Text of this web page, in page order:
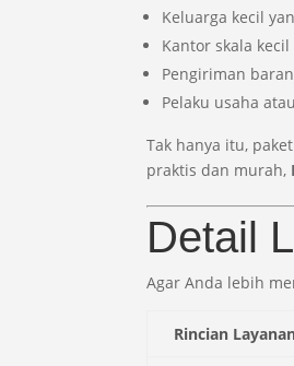
Keluarga kecil
Kantor skala
Pengiriman
Pelaku usaha
Tak hanya itu,
praktis dan murah,
Detail
Agar Anda lebih
Rincian